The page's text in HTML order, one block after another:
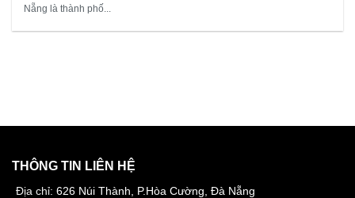
Nẵng là thành phố...
THÔNG TIN LIÊN HỆ
Địa chỉ: 626 Núi Thành, P.Hòa Cường, Đà Nẵng